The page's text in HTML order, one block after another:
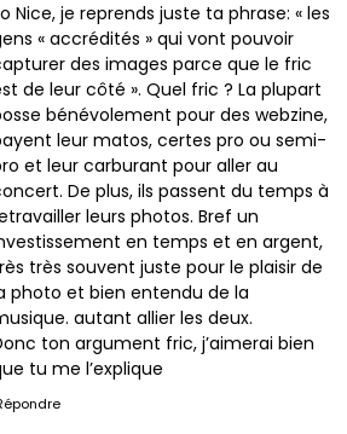
Nice, je reprends juste ta phrase: « les
« accrédités » qui vont pouvoir
des images parce que le fric
de leur côté ». Quel fric ? La plupart
bénévolement pour des webzine,
leur matos, certes pro ou semi-
et leur carburant pour aller au
De plus, ils passent du temps à
leurs photos. Bref un
en temps et en argent,
très souvent juste pour le plaisir de
photo et bien entendu de la
autant allier les deux.
ton argument fric, j’aimerai bien
tu me l’explique